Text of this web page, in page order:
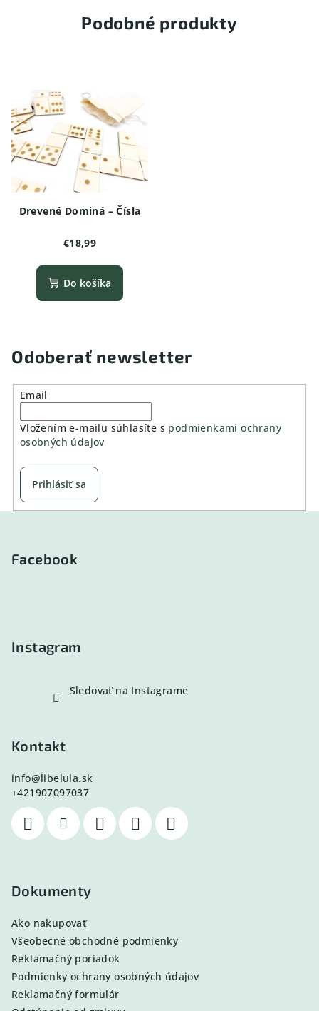
Podobné produkty
Drevené Dominá – Čísla
€18,99
Do košíka
Odoberať newsletter
Email
Vložením e-mailu súhlasíte s podmienkami ochrany
osobných údajov
Prihlásiť sa
Facebook
Instagram
Sledovať na Instagrame
Kontakt
info@libelula.sk
+421907097037
Dokumenty
Ako nakupovať
Všeobecné obchodné podmienky
Reklamačný poriadok
Podmienky ochrany osobných údajov
Reklamačný formulár